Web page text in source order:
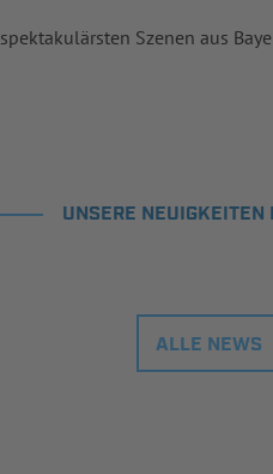
Szenen aus
UNSERE NEUIGKEITEN
ALLE NEWS